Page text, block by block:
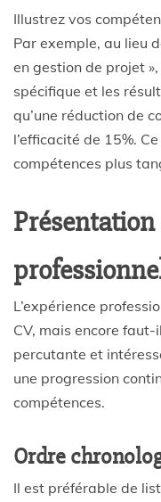
Illustrez vos
Par exemple, au lieu
en gestion de projet
spécifique et les
qu’une réduction de
l’efficacité de 15%.
compétences plus
Présentation
L’expérience
CV, mais encore
percutante et
une progression
compétences.
Ordre
Il est préférable de